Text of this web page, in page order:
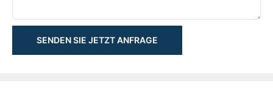
SENDEN SIE JETZT ANFRAGE